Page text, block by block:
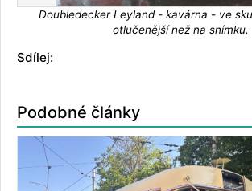
Doubledecker Leyland - kavárna - ve
otlučenější než na snímku.
Sdílej:
Podobné články